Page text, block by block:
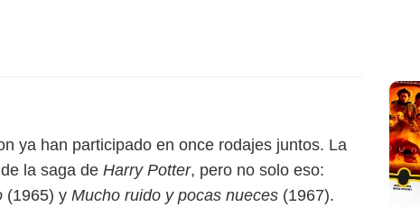
ya han participado en once rodajes juntos. La
la saga de Harry Potter, pero no solo eso:
(1965) y Mucho ruido y pocas nueces (1967).